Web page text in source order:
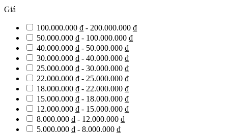
Giá
100.000.000 ₫ - 200.000.000 ₫
50.000.000 ₫ - 100.000.000 ₫
40.000.000 ₫ - 50.000.000 ₫
30.000.000 ₫ - 40.000.000 ₫
25.000.000 ₫ - 30.000.000 ₫
22.000.000 ₫ - 25.000.000 ₫
18.000.000 ₫ - 22.000.000 ₫
15.000.000 ₫ - 18.000.000 ₫
12.000.000 ₫ - 15.000.000 ₫
8.000.000 ₫ - 12.000.000 ₫
5.000.000 ₫ - 8.000.000 ₫